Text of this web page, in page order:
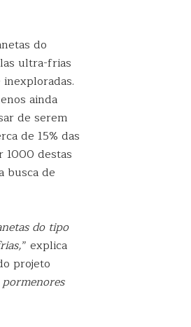
do
ultra-frias
ainda
de serem
de 15% das
1000 destas
busca de
do tipo
” explica
projeto